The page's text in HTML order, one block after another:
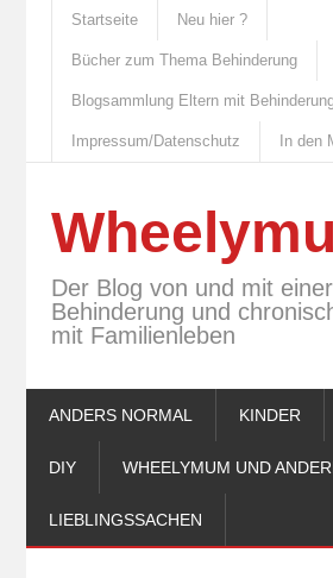
Startseite Neu hier ?
Bücher zum Thema Behinderung
Blogsammlung Eltern mit
Impressum/Datenschutz In den
Der Blog von und mit
Behinderung und
mit Familienleben
ANDERS NORMAL KINDER
DIY WHEELYMUM UND
LIEBLINGSSACHEN